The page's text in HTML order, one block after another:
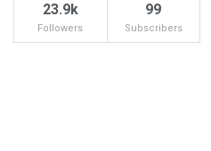
23.9k
Followers
99
Subscribers